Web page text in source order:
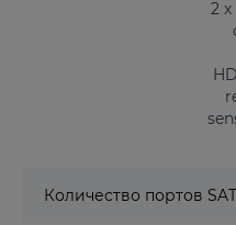
2 x
Количество портов